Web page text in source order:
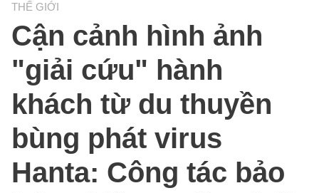
THẾ GIỚI
Cận cảnh hình ảnh
"giải cứu" hành
khách từ du thuyền
bùng phát virus
Hanta: Công tác bảo